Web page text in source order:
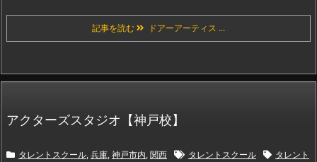
記事を読む ドアーアーティス ...
アクターズスタジオ【神戸校】
タレントスクール, 兵庫, 神戸市内, 関西 タレントスクール
タレント